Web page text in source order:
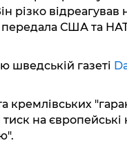
різко відреагував
передала США та
шведській газеті
кремлівських
на європейські